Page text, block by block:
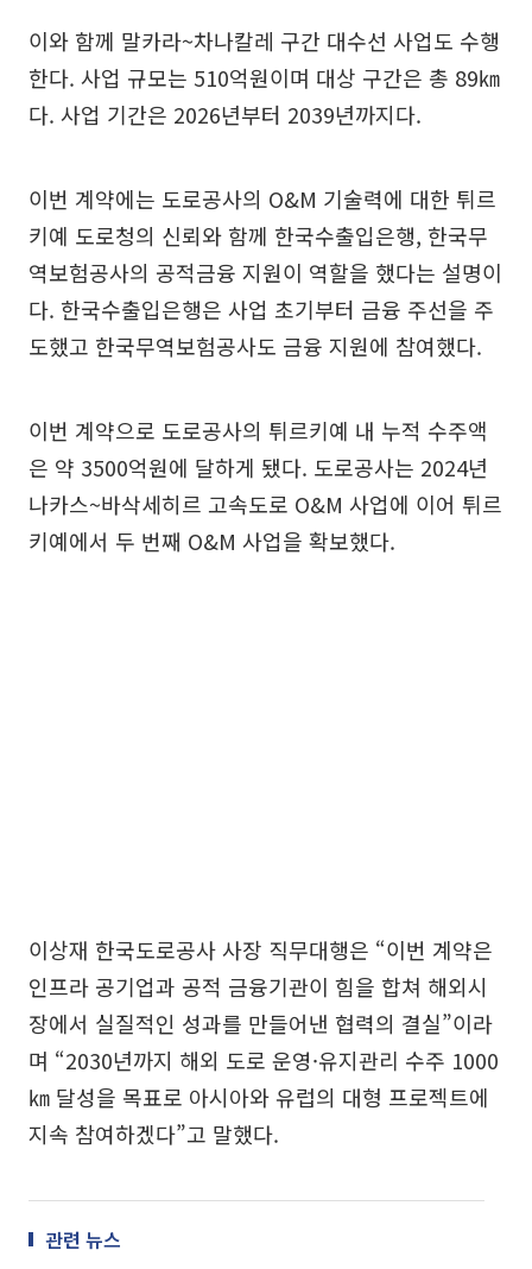
이와 함께 말카라~차나칼레 구간 대수선 사업도 수행
한다. 사업 규모는 510억원이며 대상 구간은 총 89㎞
다. 사업 기간은 2026년부터 2039년까지다.
이번 계약에는 도로공사의 O&M 기술력에 대한 튀르
키예 도로청의 신뢰와 함께 한국수출입은행, 한국무
역보험공사의 공적금융 지원이 역할을 했다는 설명이
다. 한국수출입은행은 사업 초기부터 금융 주선을 주
도했고 한국무역보험공사도 금융 지원에 참여했다.
이번 계약으로 도로공사의 튀르키예 내 누적 수주액
은 약 3500억원에 달하게 됐다. 도로공사는 2024년
나카스~바삭세히르 고속도로 O&M 사업에 이어 튀르
키예에서 두 번째 O&M 사업을 확보했다.
이상재 한국도로공사 사장 직무대행은 “이번 계약은
인프라 공기업과 공적 금융기관이 힘을 합쳐 해외시
장에서 실질적인 성과를 만들어낸 협력의 결실”이라
며 “2030년까지 해외 도로 운영·유지관리 수주 1000
㎞ 달성을 목표로 아시아와 유럽의 대형 프로젝트에
지속 참여하겠다”고 말했다.
관련 뉴스